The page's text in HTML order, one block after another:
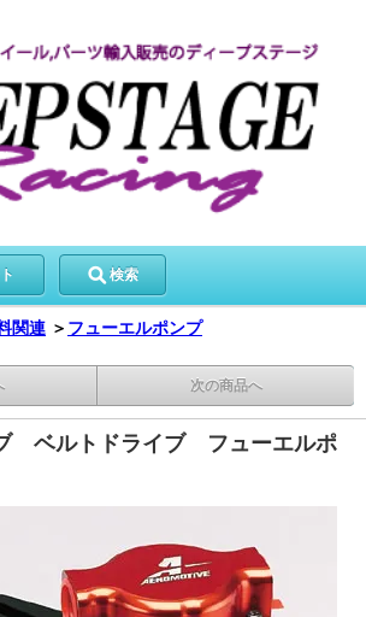
検索
関連 ＞ フューエルポンプ
次の商品へ
ベルトドライブ フューエルポ